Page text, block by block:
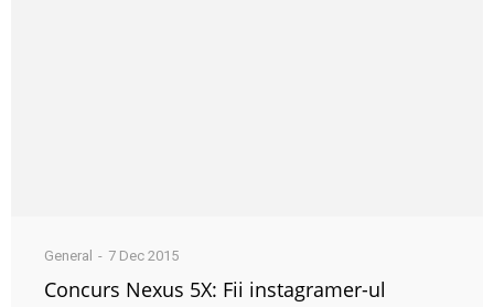
General 7 Dec 2015
Concurs Nexus 5X: Fii instagramer-ul